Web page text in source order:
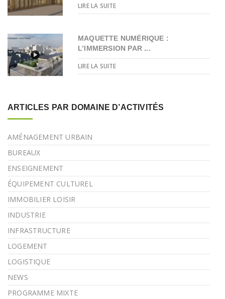
LIRE LA SUITE
MAQUETTE NUMÉRIQUE :
L’IMMERSION PAR ...
LIRE LA SUITE
ARTICLES PAR DOMAINE D’ACTIVITÉS
AMÉNAGEMENT URBAIN
BUREAUX
ENSEIGNEMENT
ÉQUIPEMENT CULTUREL
IMMOBILIER LOISIR
INDUSTRIE
INFRASTRUCTURE
LOGEMENT
LOGISTIQUE
NEWS
PROGRAMME MIXTE